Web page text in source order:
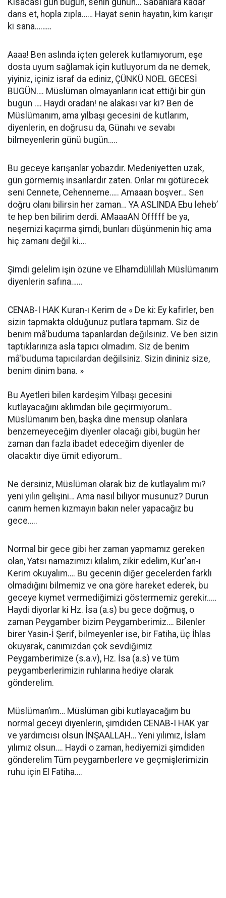
Kısacası gün bugün, senin günün… Sabahlara kadar
dans et, hopla zıpla…… Hayat senin hayatın, kim karışır
ki sana………
Aaaa! Ben aslında içten gelerek kutlamıyorum, eşe
dosta uyum sağlamak için kutluyorum da ne demek,
yiyiniz, içiniz israf da ediniz, ÇÜNKÜ NOEL GECESİ
BUGÜN…. Müslüman olmayanların icat ettiği bir gün
bugün …. Haydi oradan! ne alakası var ki? Ben de
Müslümanım, ama yılbaşı gecesini de kutlarım,
diyenlerin, en doğrusu da, Günahı ve sevabı
bilmeyenlerin günü bugün…..
Bu geceye karışanlar yobazdır. Medeniyetten uzak,
gün görmemiş insanlardır zaten. Onlar mı götürecek
seni Cennete, Cehenneme….. Amaaan boşver… Sen
doğru olanı bilirsin her zaman… YA ASLINDA Ebu leheb’
te hep ben bilirim derdi. AMaaaAN Öfffff be ya,
neşemizi kaçırma şimdi, bunları düşünmenin hiç ama
hiç zamanı değil ki….
Şimdi gelelim işin özüne ve Elhamdülillah Müslümanım
diyenlerin safına……
CENAB-I HAK Kuran-ı Kerim de « De ki: Ey kafirler, ben
sizin tapmakta olduğunuz putlara tapmam. Siz de
benim mâ'buduma tapanlardan değilsiniz. Ve ben sizin
taptıklarınıza asla tapıcı olmadım. Siz de benim
mâ'buduma tapıcılardan değilsiniz. Sizin dininiz size,
benim dinim bana. »
Bu Ayetleri bilen kardeşim Yılbaşı gecesini
kutlayacağını aklımdan bile geçirmiyorum..
Müslümanım ben, başka dine mensup olanlara
benzemeyeceğim diyenler olacağı gibi, bugün her
zaman dan fazla ibadet edeceğim diyenler de
olacaktır diye ümit ediyorum..
Ne dersiniz, Müslüman olarak biz de kutlayalım mı?
yeni yılın gelişini… Ama nasıl biliyor musunuz? Durun
canım hemen kızmayın bakın neler yapacağız bu
gece…..
Normal bir gece gibi her zaman yapmamız gereken
olan, Yatsı namazımızı kılalım, zikir edelim, Kur'an-ı
Kerim okuyalım…. Bu gecenin diğer gecelerden farklı
olmadığını bilmemiz ve ona göre hareket ederek, bu
geceye kıymet vermediğimizi göstermemiz gerekir..…
Haydi diyorlar ki Hz. İsa (a.s) bu gece doğmuş, o
zaman Peygamber bizim Peygamberimiz…. Bilenler
birer Yasin-İ Şerif, bilmeyenler ise, bir Fatiha, üç İhlas
okuyarak, canımızdan çok sevdiğimiz
Peygamberimize (s.a.v), Hz. İsa (a.s) ve tüm
peygamberlerimizin ruhlarına hediye olarak
gönderelim.
Müslüman’ım… Müslüman gibi kutlayacağım bu
normal geceyi diyenlerin, şimdiden CENAB-I HAK yar
ve yardımcısı olsun İNŞAALLAH… Yeni yılımız, İslam
yılımız olsun…. Haydi o zaman, hediyemizi şimdiden
gönderelim Tüm peygamberlere ve geçmişlerimizin
ruhu için El Fatiha….